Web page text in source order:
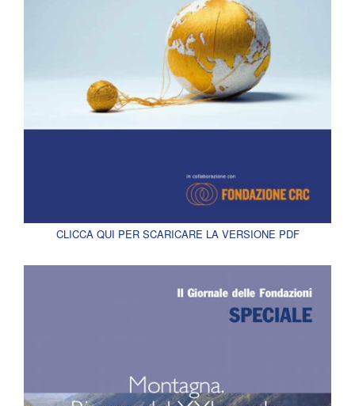
CLICCA QUI PER SCARICARE LA VERSIONE PDF